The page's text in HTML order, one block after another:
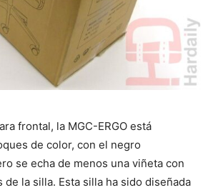
frontal, la MGC-ERGO está
de color, con el negro
se echa de menos una viñeta con
de la silla. Esta silla ha sido diseñada